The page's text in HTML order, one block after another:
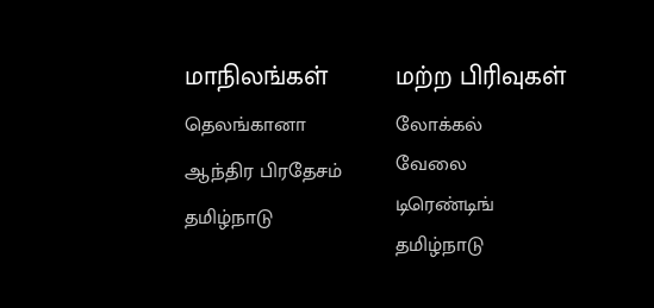
மாநிலங்கள்
தெலங்கானா
ஆந்திர பிரதேசம்
தமிழ்நாடு
மற்ற பிரிவுகள்
லோக்கல்
வேலை
டிரெண்டிங்
தமிழ்நாடு